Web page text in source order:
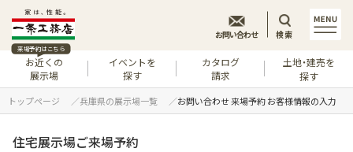
来場予約はこちら
お近くの
展示場
イベントを
探す
カタログ
請求
土地・建売を
探す
お問い合わせ 検索
トップページ 兵庫県の展示場一覧 お問い合わせ 来場予約 お客様情報の入力
住宅展示場ご来場予約